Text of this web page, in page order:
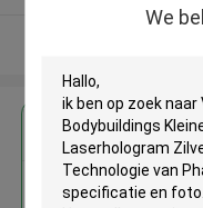
We
Krijg